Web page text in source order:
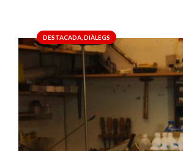
DESTACADA DIÀLEGS